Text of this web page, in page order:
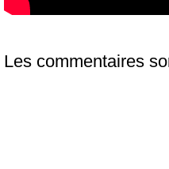
Les commentaires